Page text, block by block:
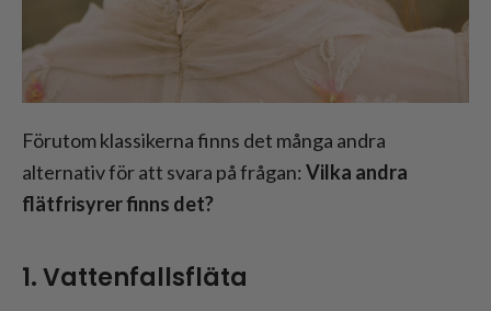
Förutom klassikerna finns det många andra
alternativ för att svara på frågan:Vilka andra
flätfrisyrer finns det?
1. Vattenfallsfläta